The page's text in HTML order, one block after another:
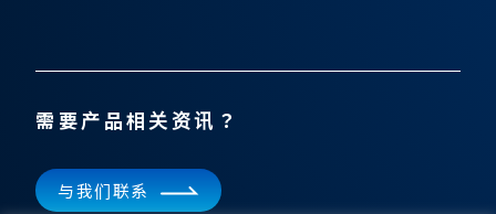
需要产品相关资讯？
与我们联系